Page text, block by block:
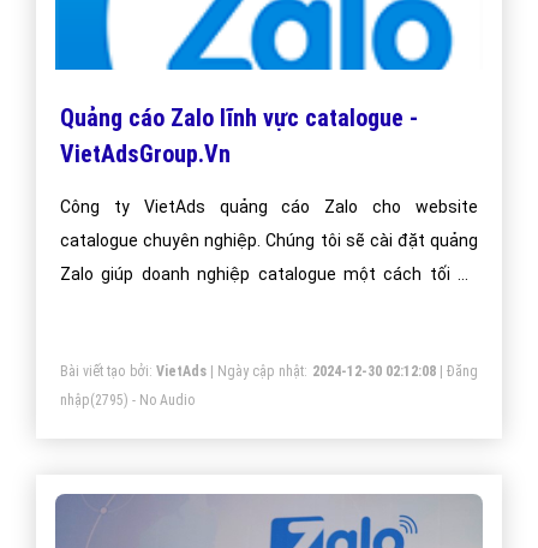
Quảng cáo Zalo lĩnh vực catalogue -
VietAdsGroup.Vn
Công ty VietAds quảng cáo Zalo cho website
catalogue chuyên nghiệp. Chúng tôi sẽ cài đặt quảng
Zalo giúp doanh nghiệp catalogue một cách tối ưu
Bài viết tạo bởi: VietAds| Ngày cập nhật: 2024-12-30 02:12:08|Đăng
nhập(2795) - No Audio